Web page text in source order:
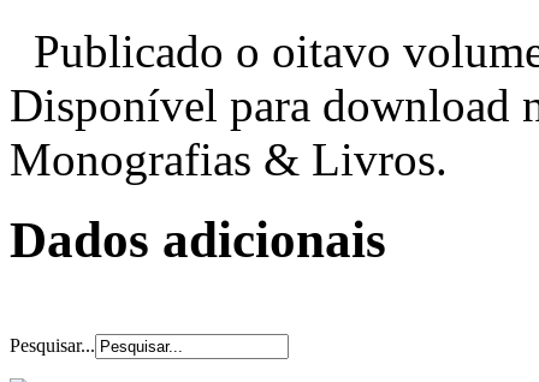
Publicado o oitavo
Disponível para download
Monografias & Livros.
Dados adicionais
Pesquisar...